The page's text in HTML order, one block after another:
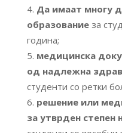
Да имаат многу
образованиеза
година;
медицинска
од надлежна
студенти со ретки
решение или
за утврден степен